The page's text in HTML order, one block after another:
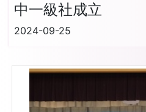
中一級社成立
2024-09-25